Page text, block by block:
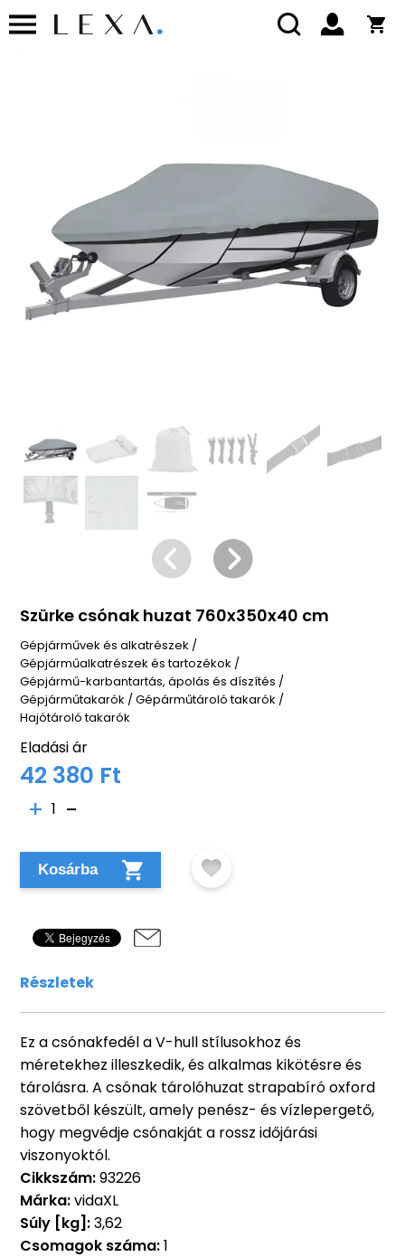
Szürke csónak huzat 760x350x40 cm
Gépjárművek és alkatrészek /
Gépjárműalkatrészek és tartozékok /
Gépjármű-karbantartás, ápolás és díszítés /
Gépjárműtakarók /Gépárműtároló takarók /
Hajótároló takarók
Eladási ár
42 380 Ft
1
Kosárba
Részletek
Ez a csónakfedél a V-hull stílusokhoz és
méretekhez illeszkedik, és alkalmas kikötésre és
tárolásra. A csónak tárolóhuzat strapabíró oxford
szövetből készült, amely penész- és vízlepergető,
hogy megvédje csónakját a rossz időjárási
viszonyoktól.
Cikkszám:93226
Márka:vidaXL
Súly [kg]:3,62
Csomagok száma:1